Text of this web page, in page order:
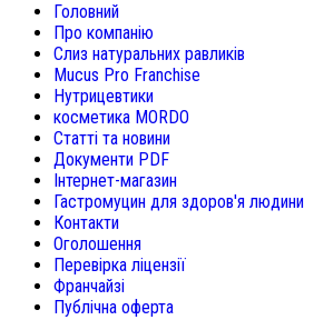
Головний
Про компанію
Слиз натуральних равликів
Mucus Pro Franchise
Нутрицевтики
косметика MORDO
Статті та новини
Документи PDF
Інтернет-магазин
Гастромуцин для здоров'я людини
Контакти
Оголошення
Перевірка ліцензії
Франчайзі
Публічна оферта